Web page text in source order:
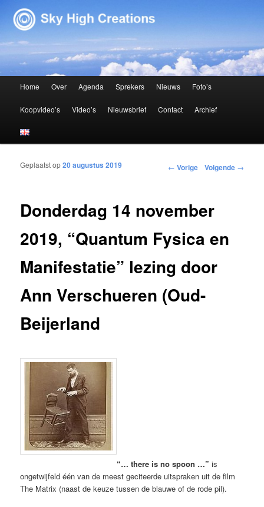
Sky High Creations
Spring naar de primaire inhoud
Spring naar de secundaire inhoud
Home Over Agenda Sprekers Nieuws Foto’s
Koopvideo’s Video’s Nieuwsbrief Contact Archief
Bericht navigatie ← Vorige Volgende →
Donderdag 14 november
2019, “Quantum Fysica en
Manifestatie” lezing door
Ann Verschueren (Oud-
Beijerland
Geplaatst op20 augustus 2019
“… there is no spoon …” is
ongetwijfeld één van de meest geciteerde uitspraken uit de film
The Matrix (naast de keuze tussen de blauwe of de rode pil).